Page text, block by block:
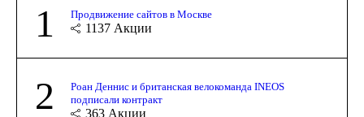
1 Продвижение сайтов в Москве
1137 Акции
2
Роан Деннис и британская велокоманда INEOS
подписали контракт
363 Акции